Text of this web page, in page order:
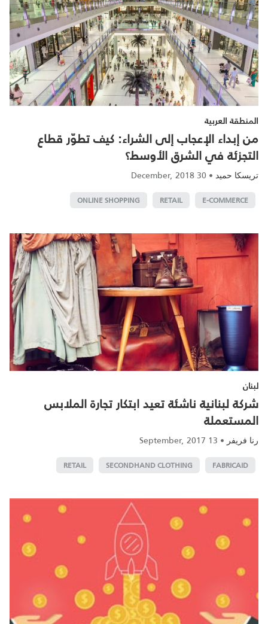
المنطقة العربية
من إبداء الإعجاب إلى الشراء: كيف تطوّر قطاع
التجزئة في الشرق الأوسط؟
تريسكا حميد •
30 December, 2018
E-COMMERCE
RETAIL
ONLINE SHOPPING
لبنان
شركة لبنانية ناشئة تعيد ابتكار تجارة الملابس
المستعملة
رنا فريفر •
13 September, 2017
FABRICAID
SECONDHAND CLOTHING
RETAIL